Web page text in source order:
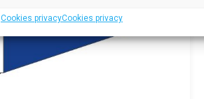
Cookies privacyCookies privacy